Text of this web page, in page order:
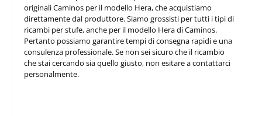
originali Caminos per il modello Hera, che acquistiamo
direttamente dal produttore. Siamo grossisti per tutti i tipi di
ricambi per stufe, anche per il modello Hera di Caminos.
Pertanto possiamo garantire tempi di consegna rapidi e una
consulenza professionale. Se non sei sicuro che il ricambio
che stai cercando sia quello giusto, non esitare a contattarci
personalmente.